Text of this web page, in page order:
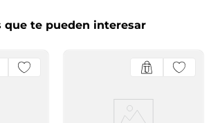
que te pueden interesar